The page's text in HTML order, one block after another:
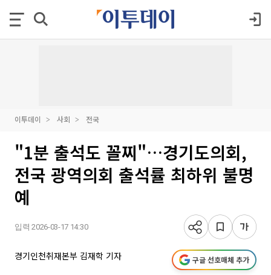
이투데이 사회 전국
"1분 출석도 꼴찌"…경기도의회,
전국 광역의회 출석률 최하위 불명
예
입력 2026-03-17 14:30
경기인천취재본부 김재학 기자 구글 선호매체 추가